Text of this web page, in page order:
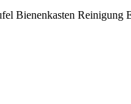
Bienenkasten Reinigung